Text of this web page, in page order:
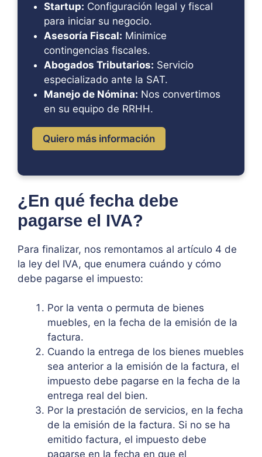
Startup: Configuración legal y fiscal
para iniciar su negocio.
Asesoría Fiscal: Minimice
contingencias fiscales.
Abogados Tributarios: Servicio
especializado ante la SAT.
Manejo de Nómina: Nos convertimos
en su equipo de RRHH.
Quiero más información
¿En qué fecha debe
pagarse el IVA?
Para finalizar, nos remontamos al artículo 4 de
la ley del IVA, que enumera cuándo y cómo
debe pagarse el impuesto:
Por la venta o permuta de bienes
muebles, en la fecha de la emisión de la
factura.
Cuando la entrega de los bienes muebles
sea anterior a la emisión de la factura, el
impuesto debe pagarse en la fecha de la
entrega real del bien.
Por la prestación de servicios, en la fecha
de la emisión de la factura. Si no se ha
emitido factura, el impuesto debe
pagarse en la fecha en que el